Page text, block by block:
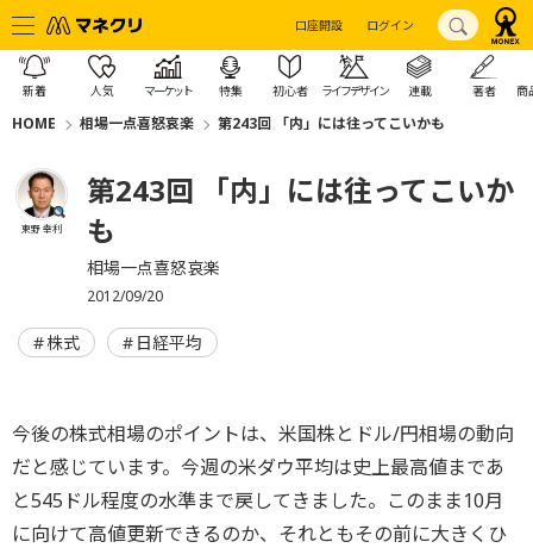
口座開設 ログイン
新着 人気 マーケット 特集 初心者 ライフデザイン 連載 著者 商
HOME 相場一点喜怒哀楽 第243回 「内」には往ってこいかも
東野 幸利
第243回 「内」には往ってこいか
も
相場一点喜怒哀楽
2012/09/20
株式 日経平均
今後の株式相場のポイントは、米国株とドル/円相場の動向
だと感じています。今週の米ダウ平均は史上最高値まであ
と545ドル程度の水準まで戻してきました。このまま10月
に向けて高値更新できるのか、それともその前に大きくひ